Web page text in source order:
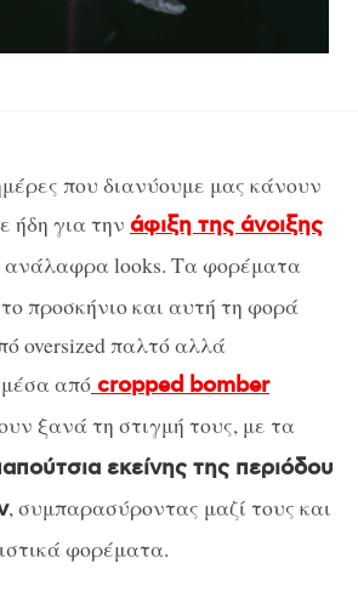
που διανύουμε μας κάνουν
ήδη για την άφιξη της άνοιξης
ανάλαφρα looks. Τα φορέματα
προσκήνιο και αυτή τη φορά
oversized παλτό αλλά
από cropped bomber
ξανά τη στιγμή τους, με τα
εκείνης της περιόδου
, συμπαρασύροντας μαζί τους και
φορέματα.